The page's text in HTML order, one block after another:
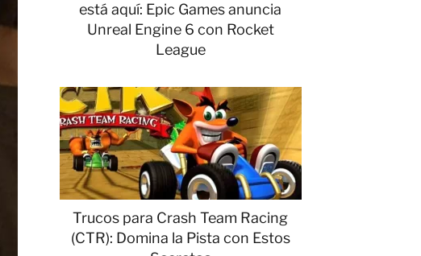
está aquí: Epic Games anuncia
Unreal Engine 6 con Rocket
League
Trucos para Crash Team Racing
(CTR): Domina la Pista con Estos